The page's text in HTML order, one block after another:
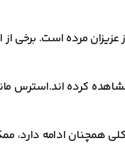
عزیزان مرده است. برخی
کرده اند.استرس
همچنان ادامه دارد،